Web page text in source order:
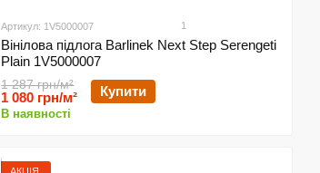
Артикул: 1V5000007 1
Вінілова підлога Barlinek Next Step Serengeti
Plain 1V5000007
1 287 грн/м²
1 080 грн/м² Купити
В наявності